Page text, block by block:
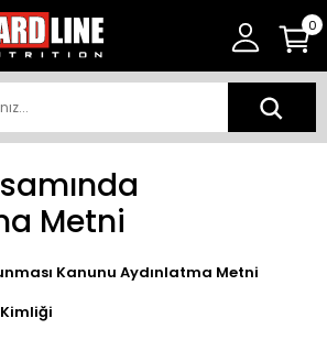
0
Metni
Kanunu Aydınlatma Metni